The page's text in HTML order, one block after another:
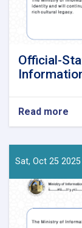
Official-
Read more
of-
Sat, Oct 25 2025